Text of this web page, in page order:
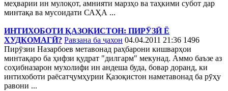
меҳварии ин мулоқот, амнияти марзҳо ва таҳкими субот дар
минтақа ва мусоидати САҲА ...
ИНТИХОБОТИ ҚАЗОҚИСТОН: ПИРӮЗӢ Ё
ХУДКОМАГӢ? Равзана ба ҷахон 04.04.2011 21:36 1496
Пирӯзии Назарбоев метавонад раҳбарони кишварҳои
минтақаро ба ҳифзи қудрат "дилгарм" мекунад. Аммо баъзе аз
соҳибназарон мухолифи ин андеша буда, бовар доранд, ки
интихоботи раёсатҷумҳурии Қазоқистон наметавонад ба рӯҳу
равони ...